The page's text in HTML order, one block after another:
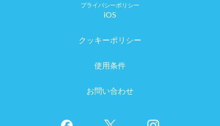
iOS
クッキーポリシー
使用条件
お問い合わせ